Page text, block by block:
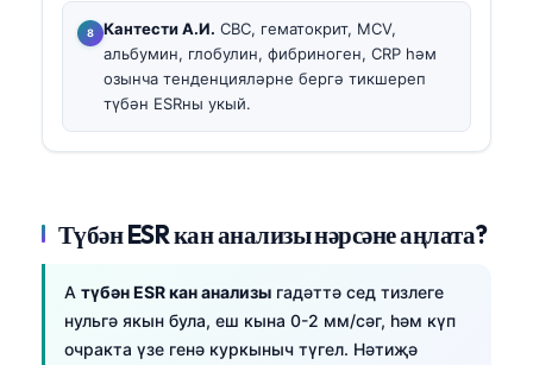
Кантести А.И. CBC, гематокрит, MCV,
альбумин, глобулин, фибриноген, CRP һәм
озынча тенденцияләрне бергә тикшереп
түбән ESRны укый.
Түбән ESR кан анализы нәрсәне аңлата?
A түбән ESR кан анализы гадәттә сед тизлеге
нульгә якын була, еш кына 0-2 мм/сәг, һәм күп
очракта үзе генә куркыныч түгел. Нәтиҗә